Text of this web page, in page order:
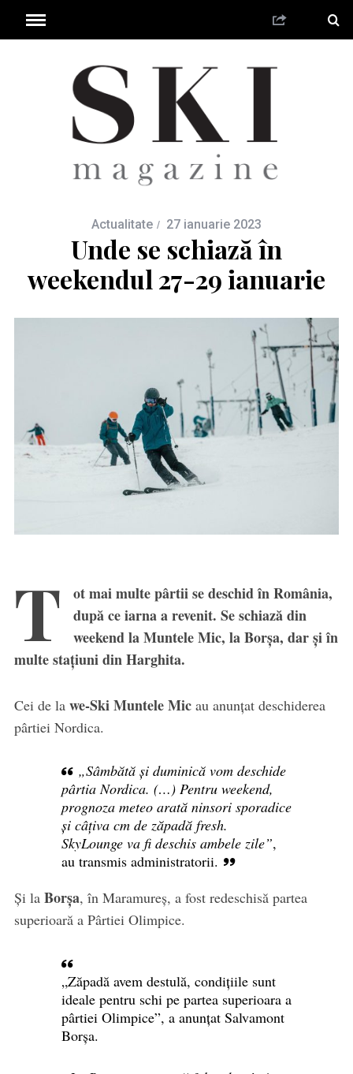
Actualitate 27 ianuarie 2023
Unde se schiază în
weekendul 27-29 ianuarie
T
ot mai multe pârtii se deschid în România,
după ce iarna a revenit. Se schiază din
weekend la Muntele Mic, la Borșa, dar și în
multe stațiuni din Harghita.
Cei de la we-Ski Muntele Micau anunțat deschiderea
pârtiei Nordica.
„Sâmbătă și duminică vom deschide
pârtia Nordica. (…) Pentru weekend,
prognoza meteo arată ninsori sporadice
și câțiva cm de zăpadă fresh.
SkyLounge va fi deschis ambele zile”,
au transmis administratorii.
Și la Borșa, în Maramureș, a fost redeschisă partea
superioară a Pârtiei Olimpice.
„Zăpadă avem destulă, condițiile sunt
ideale pentru schi pe partea superioara a
pârtiei Olimpice”, a anunțat Salvamont
Borșa.